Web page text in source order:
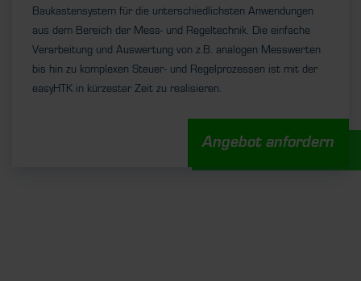
Baukastensystem für die unterschiedlichsten Anwendungen
aus dem Bereich der Mess- und Regeltechnik. Die einfache
Verarbeitung und Auswertung von z.B. analogen Messwerten
bis hin zu komplexen Steuer- und Regelprozessen ist mit der
easyHTK in kürzester Zeit zu realisieren.
Angebot anfordern
UNSERE STELLENANGEBOTE